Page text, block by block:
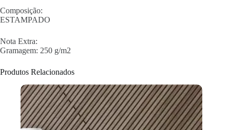
Composição:
ESTAMPADO
Nota Extra:
Gramagem: 250 g/m2
Produtos Relacionados